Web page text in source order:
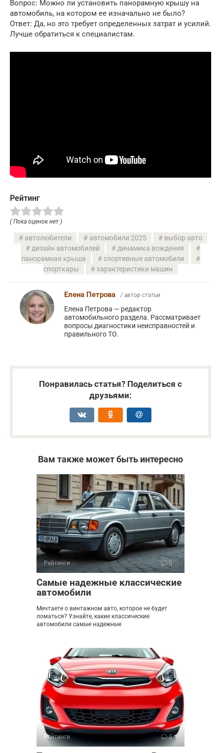
Вопрос: Можно ли установить панорамную крышу на
автомобиль, на котором ее изначально не было?
Ответ: Да, но это требует определенных затрат и усилий.
Лучше обратиться к специалистам.
Рейтинг
( Пока оценок нет )
автолюбители автомобили 2025
выбор авто
дизайн автомобилей
динамика вождения
панорамная крыша
спортивные автомобили
спорткары
характеристики машин
Елена Петрова / автор статьи
Елена Петрова — редактор
автомобильного раздела. Рассматривает
вопросы диагностики неисправностей и
правильного ТО.
Понравилась статья? Поделиться с
друзьями:
Вам также может быть интересно
Рейтинги 0
Самые надежные классические
автомобили
Мечтаете о винтажном авто, которое не будет
ломаться? Узнайте, какие классические
автомобили самые надежные
Рейтинги 0